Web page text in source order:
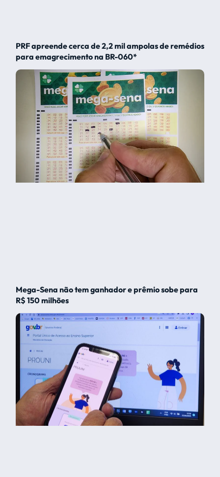
PRF apreende cerca de 2,2 mil ampolas de remédios
para emagrecimento na BR-060*
Mega-Sena não tem ganhador e prêmio sobe para
R$ 150 milhões